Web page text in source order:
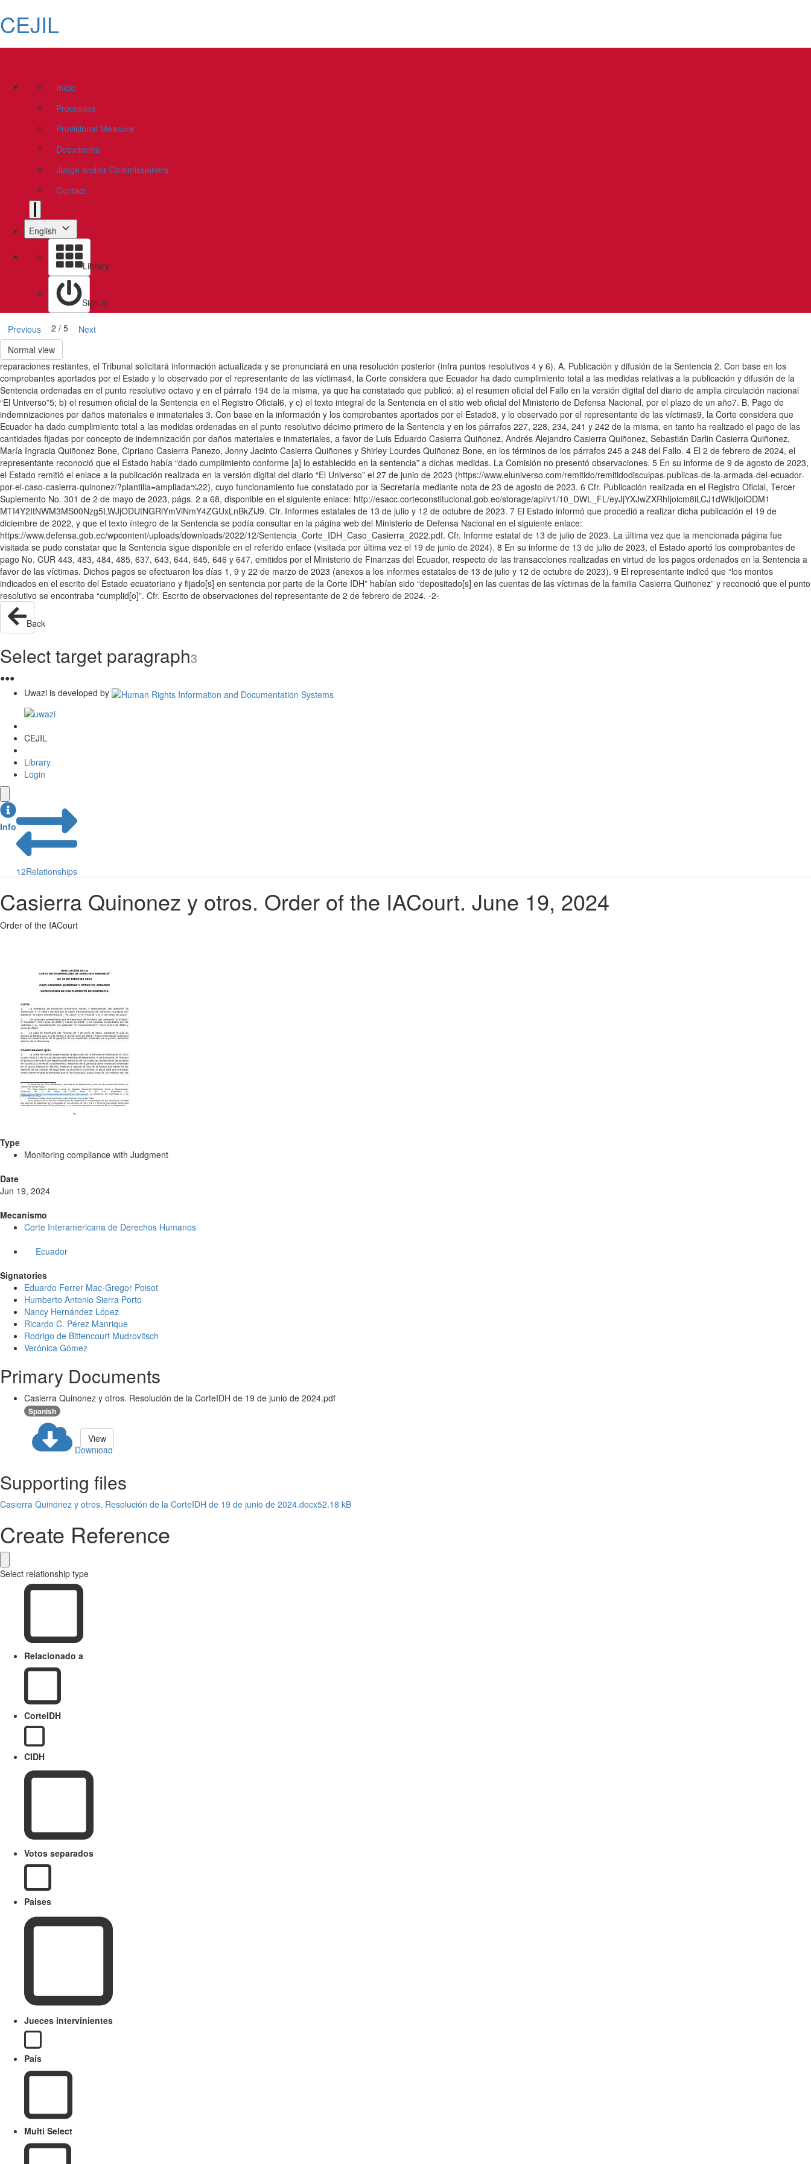
CEJIL
Inicio
Processes
Provisional Measure
Documents
Judge and/or Commissioners
Contact
English
Library
Sign in
Previous 2 / 5
Next
Normal view
reparaciones restantes, el Tribunal solicitará información actualizada y se pronunciará en una resolución posterior (infra puntos resolutivos 4 y 6). A. Publicación y difusión de la Sentencia 2. Con base en los
comprobantes aportados por el Estado y lo observado por el representante de las víctimas4, la Corte considera que Ecuador ha dado cumplimiento total a las medidas relativas a la publicación y difusión de la
Sentencia ordenadas en el punto resolutivo octavo y en el párrafo 194 de la misma, ya que ha constatado que publicó: a) el resumen oficial del Fallo en la versión digital del diario de amplia circulación nacional
“El Universo”5; b) el resumen oficial de la Sentencia en el Registro Oficial6, y c) el texto integral de la Sentencia en el sitio web oficial del Ministerio de Defensa Nacional, por el plazo de un año7. B. Pago de
indemnizaciones por daños materiales e inmateriales 3. Con base en la información y los comprobantes aportados por el Estado8, y lo observado por el representante de las víctimas9, la Corte considera que
Ecuador ha dado cumplimiento total a las medidas ordenadas en el punto resolutivo décimo primero de la Sentencia y en los párrafos 227, 228, 234, 241 y 242 de la misma, en tanto ha realizado el pago de las
cantidades fijadas por concepto de indemnización por daños materiales e inmateriales, a favor de Luis Eduardo Casierra Quiñonez, Andrés Alejandro Casierra Quiñonez, Sebastián Darlin Casierra Quiñonez,
María Ingracia Quiñonez Bone, Cipriano Casierra Panezo, Jonny Jacinto Casierra Quiñones y Shirley Lourdes Quiñonez Bone, en los términos de los párrafos 245 a 248 del Fallo. 4 El 2 de febrero de 2024, el
representante reconoció que el Estado había “dado cumplimiento conforme [a] lo establecido en la sentencia” a dichas medidas. La Comisión no presentó observaciones. 5 En su informe de 9 de agosto de 2023,
el Estado remitió el enlace a la publicación realizada en la versión digital del diario “El Universo” el 27 de junio de 2023 (https://www.eluniverso.com/remitido/remitidodisculpas-publicas-de-la-armada-del-ecuador-
por-el-caso-casierra-quinonez/?plantilla=ampliada%22), cuyo funcionamiento fue constatado por la Secretaría mediante nota de 23 de agosto de 2023. 6 Cfr. Publicación realizada en el Registro Oficial, Tercer
Suplemento No. 301 de 2 de mayo de 2023, págs. 2 a 68, disponible en el siguiente enlace: http://esacc.corteconstitucional.gob.ec/storage/api/v1/10_DWL_FL/eyJjYXJwZXRhIjoicm8iLCJ1dWlkIjoiODM1
MTI4Y2ItNWM3MS00Nzg5LWJjODUtNGRlYmViNmY4ZGUxLnBkZiJ9. Cfr. Informes estatales de 13 de julio y 12 de octubre de 2023. 7 El Estado informó que procedió a realizar dicha publicación el 19 de
diciembre de 2022, y que el texto íntegro de la Sentencia se podía consultar en la página web del Ministerio de Defensa Nacional en el siguiente enlace:
https://www.defensa.gob.ec/wpcontent/uploads/downloads/2022/12/Sentencia_Corte_IDH_Caso_Casierra_2022.pdf. Cfr. Informe estatal de 13 de julio de 2023. La última vez que la mencionada página fue
visitada se pudo constatar que la Sentencia sigue disponible en el referido enlace (visitada por última vez el 19 de junio de 2024). 8 En su informe de 13 de julio de 2023, el Estado aportó los comprobantes de
pago No. CUR 443, 483, 484, 485, 637, 643, 644, 645, 646 y 647, emitidos por el Ministerio de Finanzas del Ecuador, respecto de las transacciones realizadas en virtud de los pagos ordenados en la Sentencia a
favor de las víctimas. Dichos pagos se efectuaron los días 1, 9 y 22 de marzo de 2023 (anexos a los informes estatales de 13 de julio y 12 de octubre de 2023). 9 El representante indicó que “los montos
indicados en el escrito del Estado ecuatoriano y fijado[s] en sentencia por parte de la Corte IDH” habían sido “depositado[s] en las cuentas de las víctimas de la familia Casierra Quiñonez” y reconoció que el punto
resolutivo se encontraba “cumplid[o]”. Cfr. Escrito de observaciones del representante de 2 de febrero de 2024. -2-
Back
Select target paragraph3
●●●
Uwazi is developed by
CEJIL
Library
Login
Info
12Relationships
Casierra Quinonez y otros. Order of the IACourt. June 19, 2024
Order of the IACourt
Type
Monitoring compliance with Judgment
Date
Jun 19, 2024
Mecanismo
Corte Interamericana de Derechos Humanos
Ecuador
Signatories
Eduardo Ferrer Mac-Gregor Poisot
Humberto Antonio Sierra Porto
Nancy Hernández López
Ricardo C. Pérez Manrique
Rodrigo de Bittencourt Mudrovitsch
Verónica Gómez
Primary Documents
Casierra Quinonez y otros. Resolución de la CorteIDH de 19 de junio de 2024.pdf
Spanish
Download
View
Supporting files
Casierra Quinonez y otros. Resolución de la CorteIDH de 19 de junio de 2024.docx52.18 kB
Create Reference
Select relationship type
Relacionado a
CorteIDH
CIDH
Votos separados
Paises
Jueces intervinientes
País
Multi Select